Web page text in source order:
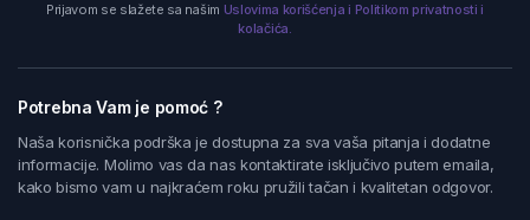
Prijavom se slažete sa našim Uslovima korišćenja i Politikom privatnosti i
kolačića.
Potrebna Vam je pomoć ?
Naša korisnička podrška je dostupna za sva vaša pitanja i dodatne
informacije. Molimo vas da nas kontaktirate isključivo putem emaila,
kako bismo vam u najkraćem roku pružili tačan i kvalitetan odgovor.